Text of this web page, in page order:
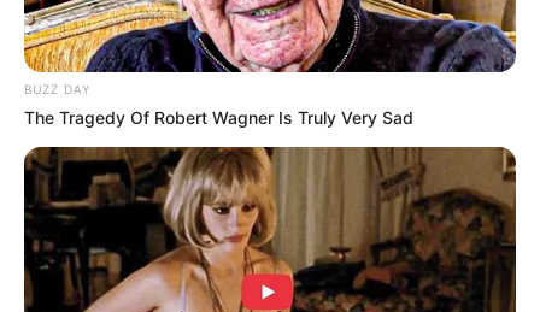
BUZZ DAY
The Tragedy Of Robert Wagner Is Truly Very Sad